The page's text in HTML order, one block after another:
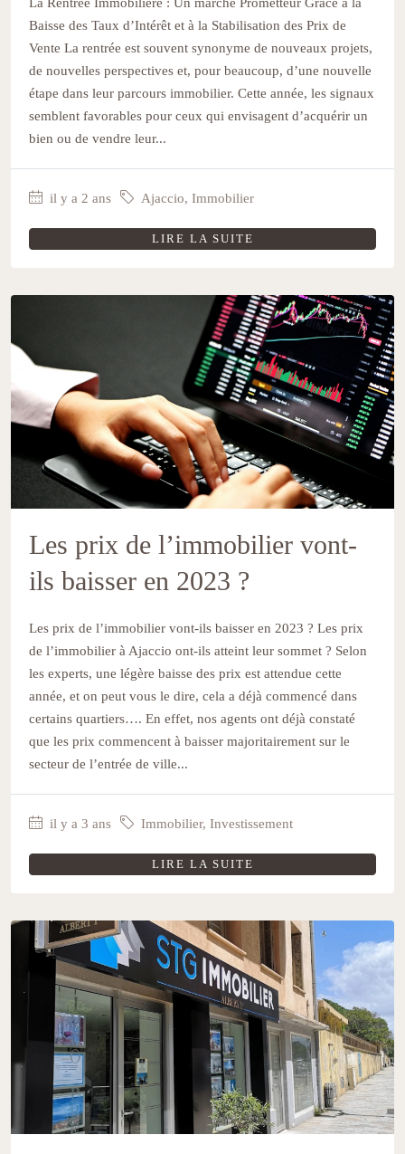
La Rentrée Immobilière : Un marché Prometteur Grâce à la
Baisse des Taux d’Intérêt et à la Stabilisation des Prix de
Vente La rentrée est souvent synonyme de nouveaux projets,
de nouvelles perspectives et, pour beaucoup, d’une nouvelle
étape dans leur parcours immobilier. Cette année, les signaux
semblent favorables pour ceux qui envisagent d’acquérir un
bien ou de vendre leur...
il y a 2 ans Ajaccio, Immobilier
LIRE LA SUITE
Les prix de l’immobilier vont-
ils baisser en 2023 ?
Les prix de l’immobilier vont-ils baisser en 2023 ? Les prix
de l’immobilier à Ajaccio ont-ils atteint leur sommet ? Selon
les experts, une légère baisse des prix est attendue cette
année, et on peut vous le dire, cela a déjà commencé dans
certains quartiers…. En effet, nos agents ont déjà constaté
que les prix commencent à baisser majoritairement sur le
secteur de l’entrée de ville...
il y a 3 ans Immobilier, Investissement
LIRE LA SUITE